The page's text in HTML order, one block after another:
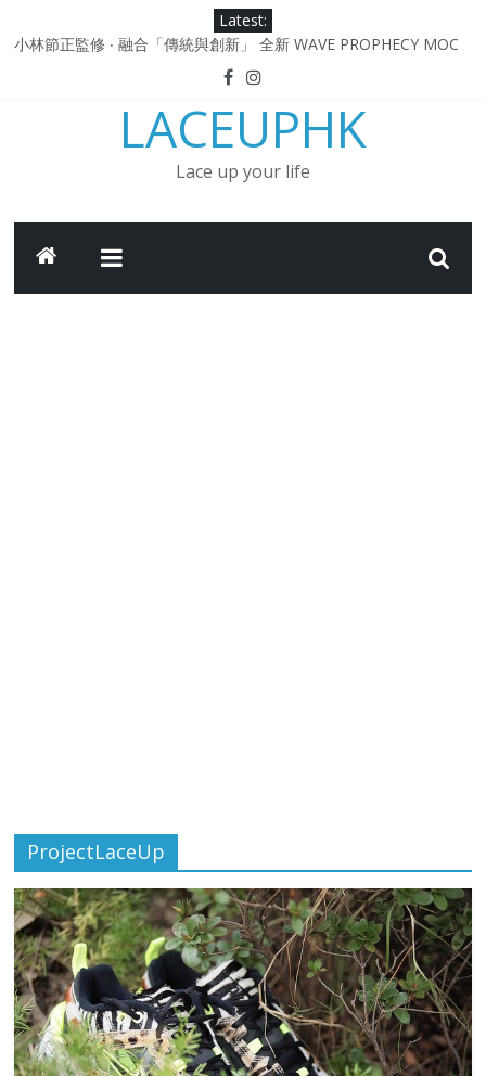
Latest:
日本東京都創作分部提案 NEW BALANCE / TOKYO DESIGN
小林節正監修 ‧ 融合「傳統與創新」 全新 WAVE PROPHECY MOC
Under Armour Curry 12最新簽名鞋升級登場 Curry USA 夢幻配色
延續奧運男籃熱話 同場加映．足踏Curry宇宙．別注版Curry Tour 中
由 Black Excellence 重新定義藝術時代單色調的影響力 New
LACEUPHK
Lace up your life
ProjectLaceUp